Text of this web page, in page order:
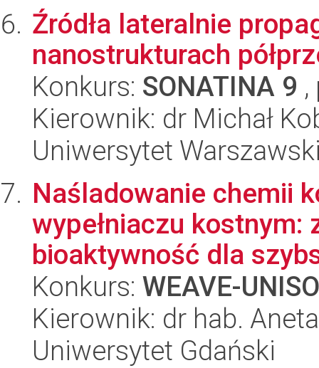
Źródła lateralnie
nanostrukturach
Konkurs: SONATINA 9
Kierownik: dr Michał
Uniwersytet
Naśladowanie chemii
wypełniaczu kostnym:
bioaktywność dla
Konkurs: WEAVE-
Kierownik: dr hab.
Uniwersytet Gdański